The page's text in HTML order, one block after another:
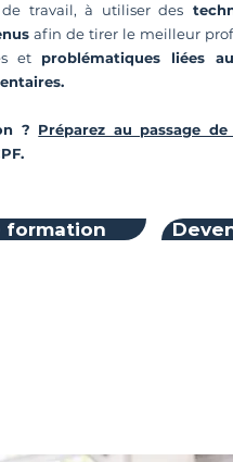
travail, à utiliser des
afin de tirer le meilleur
et problématiques liées
? Préparez au passage
formation